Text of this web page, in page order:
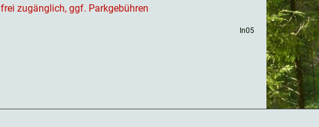
frei zugänglich, ggf. Parkgebühren
In05